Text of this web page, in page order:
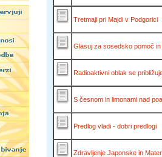
Tretmaji pri Majdi v Podgorici
Glasuj za sosedsko pomoč
Radioaktivni oblak se
S česnom in limonami nad
Predlog vladi - dobri predlogi
Zdravljenje Japonske in